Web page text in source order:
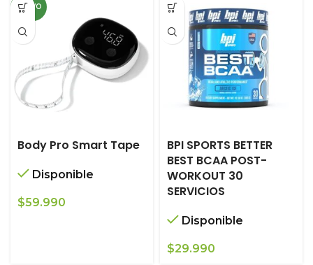
NUEVO
Body Pro Smart Tape
Disponible
$59.990
BPI SPORTS BETTER
BEST BCAA POST-
WORKOUT 30
SERVICIOS
Disponible
$29.990